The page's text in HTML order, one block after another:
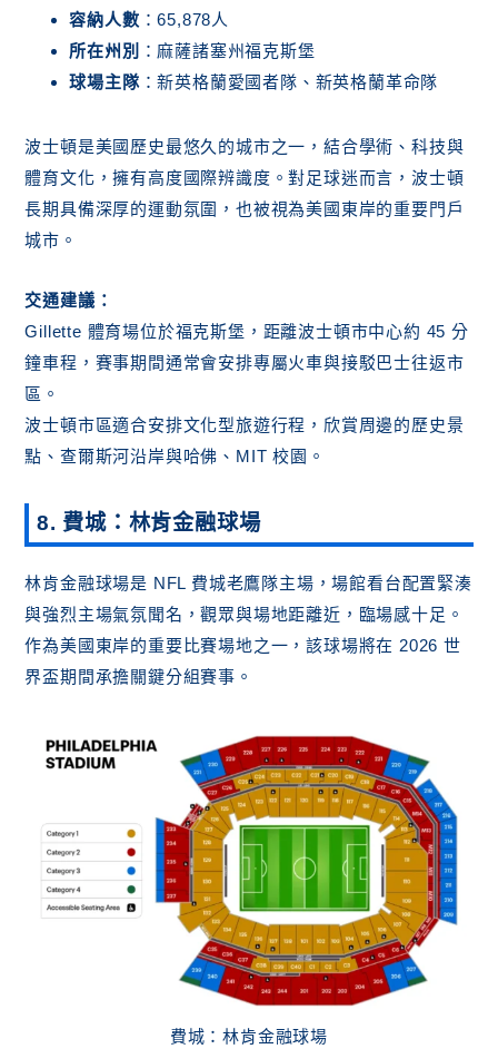
容納人數 ：65,878人
所在州別
：麻薩諸塞州福克斯堡
球場主隊：新英格蘭愛國者隊、新英格蘭革命隊
波士頓是美國歷史最悠久的城市之一，結合學術、科技與
體育文化，擁有高度國際辨識度。對足球迷而言，波士頓
長期具備深厚的運動氛圍，也被視為美國東岸的重要門戶
城市。
交通建議：
Gillette 體育場位於福克斯堡，距離波士頓市中心約 45 分
鐘車程，賽事期間通常會安排專屬火車與接駁巴士往返市
區。
波士頓市區適合安排文化型旅遊行程，欣賞周邊的歷史景
點、查爾斯河沿岸與哈佛、MIT 校園。
8. 費城：林肯金融球場
林肯金融球場是 NFL 費城老鷹隊主場，場館看台配置緊湊
與強烈主場氣氛聞名，觀眾與場地距離近，臨場感十足。
作為美國東岸的重要比賽場地之一，該球場將在 2026 世
界盃期間承擔關鍵分組賽事。
費城：林肯金融球場